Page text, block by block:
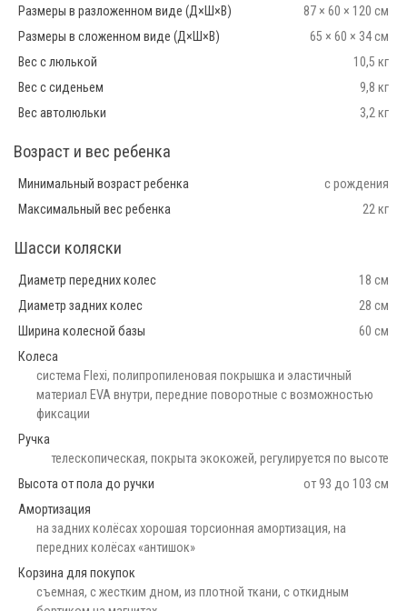
Размеры в разложенном виде (Д×Ш×В)
87 × 60 × 120 см
Размеры в сложенном виде (Д×Ш×В)
65 × 60 × 34 см
Вес с люлькой
10,5 кг
Вес с сиденьем
9,8 кг
Вес автолюльки
3,2 кг
Возраст и вес ребенка
Минимальный возраст ребенка
с рождения
Максимальный вес ребенка
22 кг
Шасси коляски
Диаметр передних колес
18 см
Диаметр задних колес
28 см
Ширина колесной базы
60 см
Колеса
cистема Flexi, полипропиленовая покрышка и эластичный
материал EVA внутри, передние поворотные с возможностью
фиксации
Ручка
телескопическая, покрыта экокожей, регулируется по высоте
Высота от пола до ручки
от 93 до 103 см
Амортизация
на задних колёсах хорошая торсионная амортизация, на
передних колёсах «антишок»
Корзина для покупок
съемная, с жестким дном, из плотной ткани, с откидным